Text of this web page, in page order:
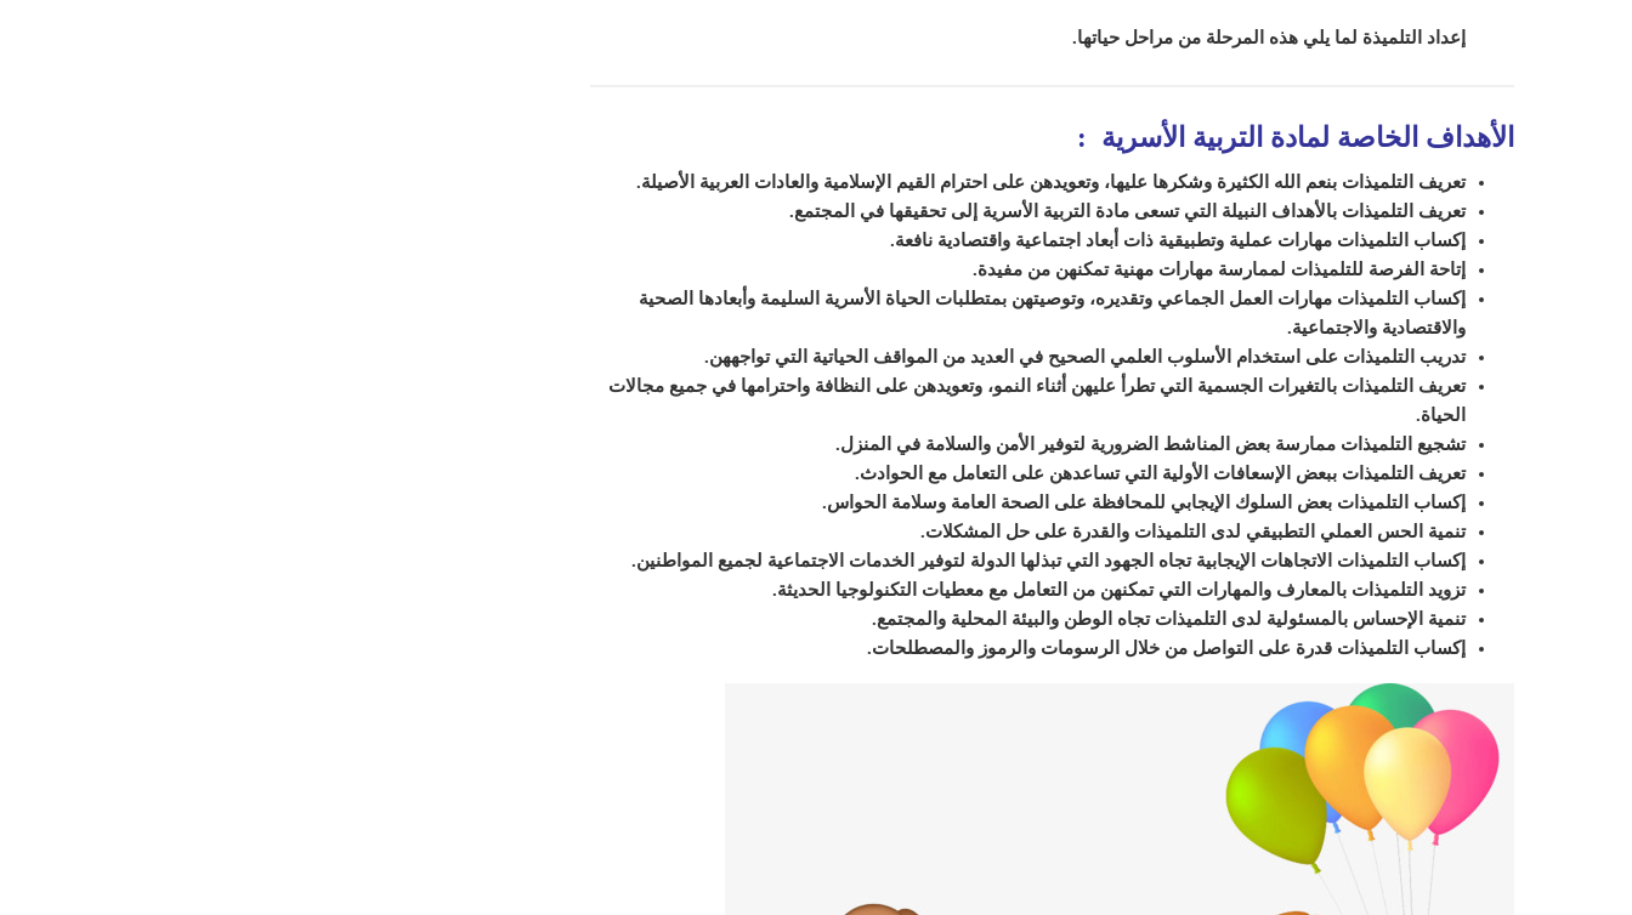
إعداد التلميذة لما يلي هذه المرحلة من مراحل حياتها.
الأهداف الخاصة لمادة التربية الأسرية :
تعريف التلميذات بنعم الله الكثيرة وشكرها عليها، وتعويدهن على احترام القيم الإسلامية والعادات العربية الأصيلة.
تعريف التلميذات بالأهداف النبيلة التي تسعى مادة التربية الأسرية إلى تحقيقها في المجتمع.
إكساب التلميذات مهارات عملية وتطبيقية ذات أبعاد اجتماعية واقتصادية نافعة.
إتاحة الفرصة للتلميذات لممارسة مهارات مهنية تمكنهن من مفيدة.
إكساب التلميذات مهارات العمل الجماعي وتقديره، وتوصيتهن بمتطلبات الحياة الأسرية السليمة وأبعادها الصحية
والاقتصادية والاجتماعية.
تدريب التلميذات على استخدام الأسلوب العلمي الصحيح في العديد من المواقف الحياتية التي تواجههن.
تعريف التلميذات بالتغيرات الجسمية التي تطرأ عليهن أثناء النمو، وتعويدهن على النظافة واحترامها في جميع مجالات
الحياة.
تشجيع التلميذات ممارسة بعض المناشط الضرورية لتوفير الأمن والسلامة في المنزل.
تعريف التلميذات ببعض الإسعافات الأولية التي تساعدهن على التعامل مع الحوادث.
إكساب التلميذات بعض السلوك الإيجابي للمحافظة على الصحة العامة وسلامة الحواس.
تنمية الحس العملي التطبيقي لدى التلميذات والقدرة على حل المشكلات.
إكساب التلميذات الاتجاهات الإيجابية تجاه الجهود التي تبذلها الدولة لتوفير الخدمات الاجتماعية لجميع المواطنين.
تزويد التلميذات بالمعارف والمهارات التي تمكنهن من التعامل مع معطيات التكنولوجيا الحديثة.
تنمية الإحساس بالمسئولية لدى التلميذات تجاه الوطن والبيئة المحلية والمجتمع.
إكساب التلميذات قدرة على التواصل من خلال الرسومات والرموز والمصطلحات.